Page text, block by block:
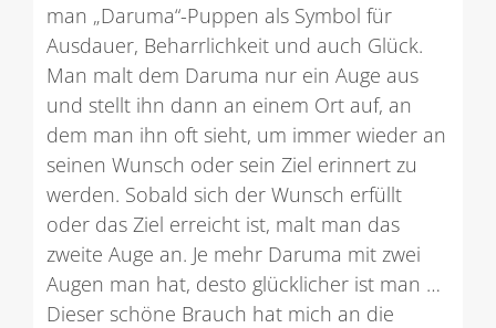
man „Daruma“-Puppen als Symbol für
Ausdauer, Beharrlichkeit und auch Glück.
Man malt dem Daruma nur ein Auge aus
und stellt ihn dann an einem Ort auf, an
dem man ihn oft sieht, um immer wieder an
seinen Wunsch oder sein Ziel erinnert zu
werden. Sobald sich der Wunsch erfüllt
oder das Ziel erreicht ist, malt man das
zweite Auge an. Je mehr Daruma mit zwei
Augen man hat, desto glücklicher ist man …
Dieser schöne Brauch hat mich an die